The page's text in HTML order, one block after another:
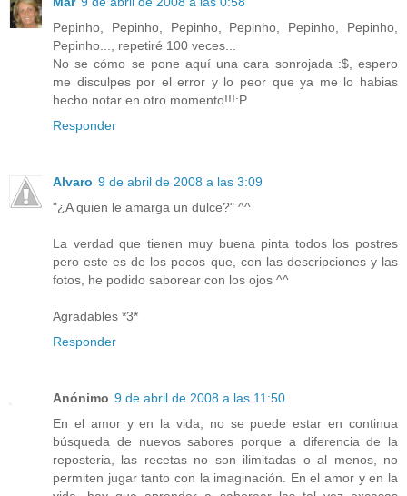
Pepinho, Pepinho, Pepinho, Pepinho, Pepinho, Pepinho,
Pepinho..., repetiré 100 veces...
No se cómo se pone aquí una cara sonrojada :$, espero
me disculpes por el error y lo peor que ya me lo habias
hecho notar en otro momento!!!:P
Responder
Alvaro 9 de abril de 2008 a las 3:09
"¿A quien le amarga un dulce?" ^^
La verdad que tienen muy buena pinta todos los postres
pero este es de los pocos que, con las descripciones y las
fotos, he podido saborear con los ojos ^^
Agradables *3*
Responder
Anónimo 9 de abril de 2008 a las 11:50
En el amor y en la vida, no se puede estar en continua
búsqueda de nuevos sabores porque a diferencia de la
reposteria, las recetas no son ilimitadas o al menos, no
permiten jugar tanto con la imaginación. En el amor y en la